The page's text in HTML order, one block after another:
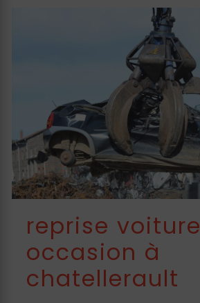
reprise voiture
occasion à
chatellerault